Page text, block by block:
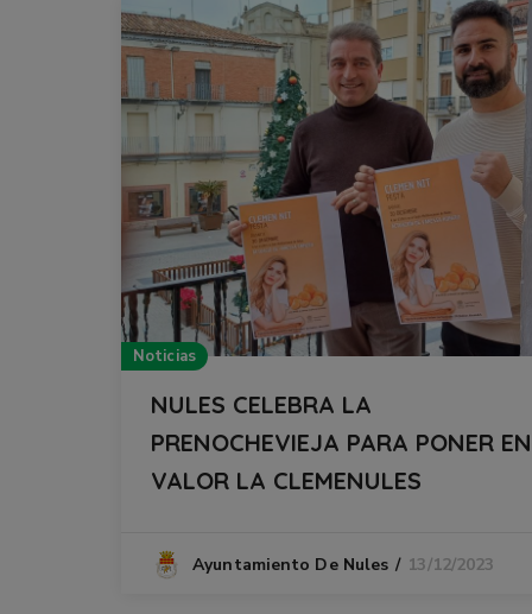
Noticias
NULES CELEBRA LA
PRENOCHEVIEJA PARA PONER EN
VALOR LA CLEMENULES
Ayuntamiento De Nules 13/12/2023